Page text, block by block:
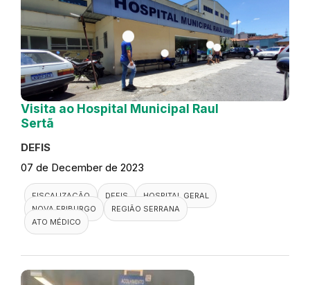
Visita ao Hospital Municipal Raul
Sertã
DEFIS
07 de December de 2023
FISCALIZAÇÃO DEFIS
HOSPITAL GERAL
NOVA FRIBURGO
REGIÃO SERRANA
ATO MÉDICO